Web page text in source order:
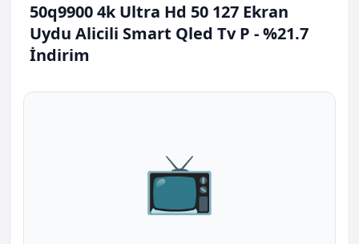
50q9900 4k Ultra Hd 50 127 Ekran
Uydu Alicili Smart Qled Tv P - %21.7
İndirim
📺